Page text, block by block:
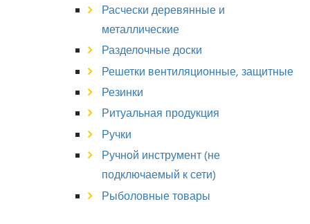
Расчески деревянные и
металлические
Разделочные доски
Решетки вентиляционные, защитные
Резинки
Ритуальная продукция
Ручки
Ручной инструмент (не
подключаемый к сети)
Рыболовные товары